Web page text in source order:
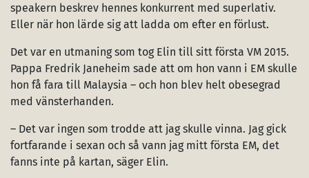
speakern beskrev hennes konkurrent med superlativ.
Eller när hon lärde sig att ladda om efter en förlust.
Det var en utmaning som tog Elin till sitt första VM 2015.
Pappa Fredrik Janeheim sade att om hon vann i EM skulle
hon få fara till Malaysia – och hon blev helt obesegrad
med vänsterhanden.
– Det var ingen som trodde att jag skulle vinna. Jag gick
fortfarande i sexan och så vann jag mitt första EM, det
fanns inte på kartan, säger Elin.